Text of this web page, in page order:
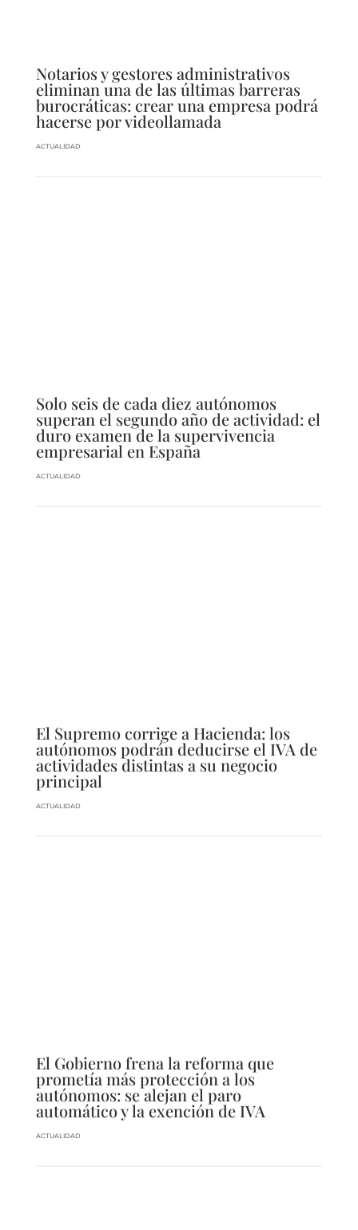
Notarios y gestores administrativos
eliminan una de las últimas barreras
burocráticas: crear una empresa podrá
hacerse por videollamada
ACTUALIDAD
Solo seis de cada diez autónomos
superan el segundo año de actividad: el
duro examen de la supervivencia
empresarial en España
ACTUALIDAD
El Supremo corrige a Hacienda: los
autónomos podrán deducirse el IVA de
actividades distintas a su negocio
principal
ACTUALIDAD
El Gobierno frena la reforma que
prometía más protección a los
autónomos: se alejan el paro
automático y la exención de IVA
ACTUALIDAD